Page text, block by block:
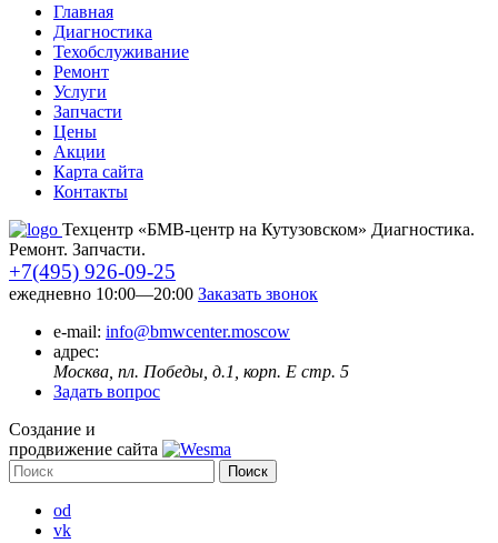
Главная
Диагностика
Техобслуживание
Ремонт
Услуги
Запчасти
Цены
Акции
Карта сайта
Контакты
Техцентр «БМВ-центр на Кутузовском» Диагностика.
Ремонт. Запчасти.
+7(495) 926-09-25
ежедневно 10:00—20:00 Заказать звонок
e-mail: info@bmwcenter.moscow
адрес:
Москва, пл. Победы, д.1, корп. E стр. 5
Задать вопрос
Создание и
продвижение сайта
od
vk